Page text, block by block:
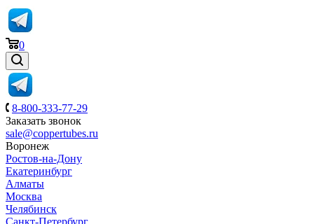
0
8-800-333-77-29
Заказать звонок
sale@coppertubes.ru
Воронеж
Ростов-на-Дону
Екатеринбург
Алматы
Москва
Челябинск
Санкт-Петербург